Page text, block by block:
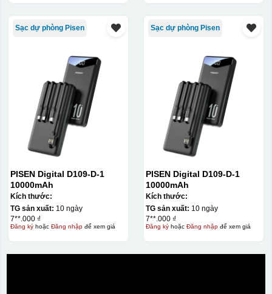
Sạc dự phòng Pisen
PISEN Digital D109-D-1
10000mAh
Kích thước:
TG sản xuất: 10 ngày
7**.000 ₫
Đăng kýhoặc Đăng nhậpđể xem giá
Sạc dự phòng Pisen
PISEN Digital D109-D-1
10000mAh
Kích thước:
TG sản xuất: 10 ngày
7**.000 ₫
Đăng kýhoặc Đăng nhậpđể xem giá